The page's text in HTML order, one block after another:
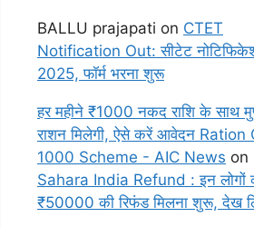
BALLU prajapati on CTET
Notification Out: सीटेट
2025, फॉर्म भरना शुरू
हर महीने ₹1000 नकद राशि के साथ
राशन मिलेगी, ऐसे करें आवेदन Ration
1000 Scheme - AIC News on
Sahara India Refund : इन लोगों
₹50000 की रिफंड मिलना शुरू, देख